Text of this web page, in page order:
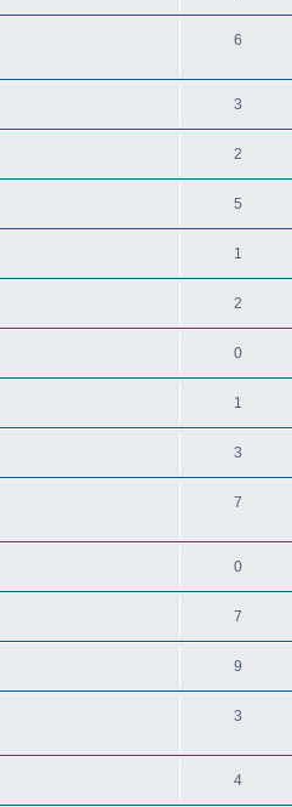
6
3
2
5
1
2
0
1
3
7
0
7
9
3
4